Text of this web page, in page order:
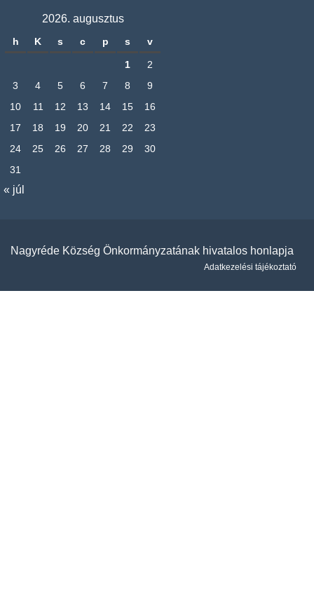
2026. augusztus
h K s c p s v
1
2
3
4 5 6 7 8
9
10
11 12 13 14 15
16
17
18 19 20 21 22
23
24
25 26 27 28 29
30
31
« júl
Nagyréde Község Önkormányzatának hivatalos honlapja
Adatkezelési tájékoztató